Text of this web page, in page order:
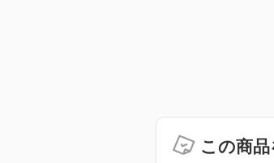
この商